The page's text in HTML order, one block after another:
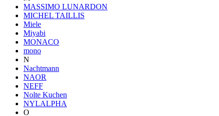
MASSIMO LUNARDON
MICHEL TAILLIS
Miele
Miyabi
MONACO
mono
N
Nachtmann
NAOR
NEFF
Nolte Kuchen
NYLALPHA
O